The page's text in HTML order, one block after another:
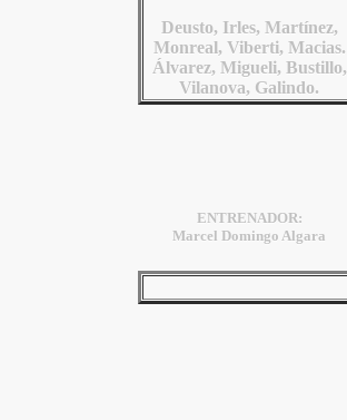
Deusto, Irles, Martínez,
Monreal, Viberti, Macias.
Álvarez, Migueli, Bustillo,
Vilanova, Galindo.
ENTRENADOR:
Marcel Domingo Algara